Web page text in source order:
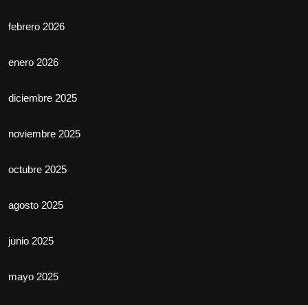
febrero 2026
enero 2026
diciembre 2025
noviembre 2025
octubre 2025
agosto 2025
junio 2025
mayo 2025